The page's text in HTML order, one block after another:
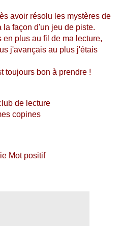
avoir résolu les mystères de
la façon d'un jeu de piste.
plus au fil de ma lecture,
j'avançais au plus j'étais
toujours bon à prendre !
de lecture
copines
Mot positif